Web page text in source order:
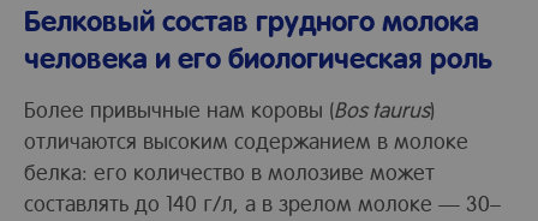
Белковый состав грудного молока
человека и его биологическая роль
Более привычные нам коровы (Bos taurus)
отличаются высоким содержанием в молоке
белка: его количество в молозиве может
составлять до 140 г/л, а в зрелом молоке — 30–